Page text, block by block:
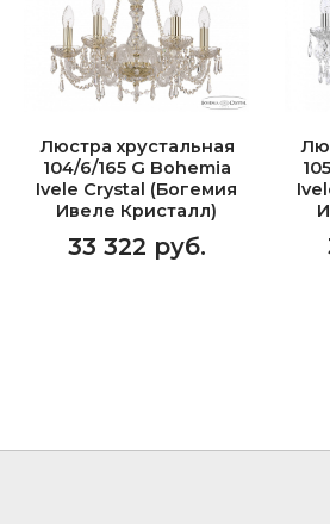
Люстра хрустальная
104/6/165 G Bohemia
Ivele Crystal (Богемия
Ивеле Кристалл)
33 322 руб.